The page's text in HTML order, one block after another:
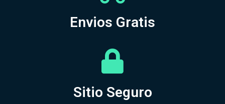
Envios Gratis
Sitio Seguro